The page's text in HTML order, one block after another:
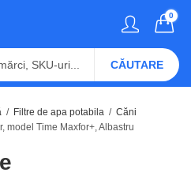
0
CĂUTARE
Filtre de apa potabila
Căni
model Time Maxfor+, Albastru